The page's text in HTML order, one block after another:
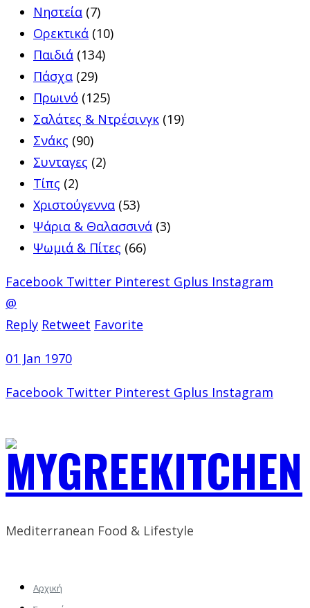
Νηστεία (7)
Ορεκτικά (10)
Παιδιά (134)
Πάσχα (29)
Πρωινό (125)
Σαλάτες & Ντρέσινγκ (19)
Σνάκς (90)
Συνταγες (2)
Τίπς (2)
Χριστούγεννα (53)
Ψάρια & Θαλασσινά (3)
Ψωμιά & Πίτες (66)
Facebook Twitter Pinterest Gplus Instagram
@
Reply Retweet Favorite
01 Jan 1970
Facebook Twitter Pinterest Gplus Instagram
Mediterranean Food & Lifestyle
Αρχική